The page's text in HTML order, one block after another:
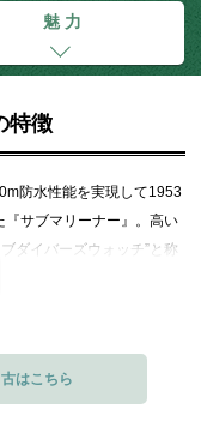
魅 力
特徴
防水性能を実現して1953
『サブマリーナー』。高い
ダイバーズウォッチ”と称
はこちら